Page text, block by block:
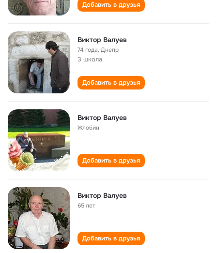
Добавить в друзья
Виктор Валуев
74 года,Днепр
3 школа
Добавить в друзья
Виктор Валуев
Жлобин
Добавить в друзья
Виктор Валуев
65 лет
Добавить в друзья